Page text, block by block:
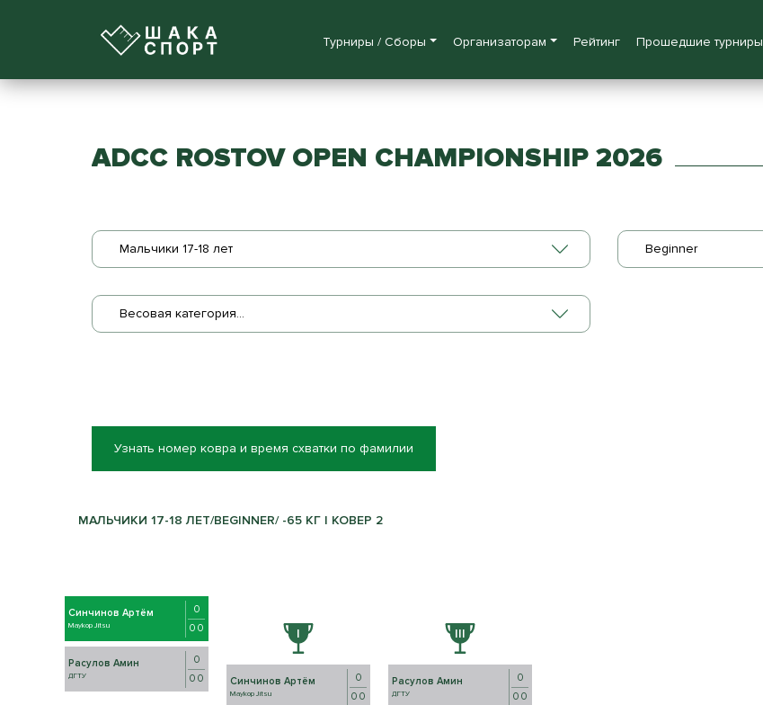
Турниры / Сборы Организаторам Рейтинг Прошедшие турниры
ADCC ROSTOV OPEN CHAMPIONSHIP 2026
Мальчики 17-18 лет Beginner
Весовая категория...
Узнать номер ковра и время схватки по фамилии
МАЛЬЧИКИ 17-18 ЛЕТ/BEGINNER/ -65 КГ | КОВЕР 2
Синчинов Артём
Maykop Jitsu
0
0 0
Расулов Амин
ДГТУ
0
0 0
Синчинов Артём
Maykop Jitsu
0
0 0
Расулов Амин
ДГТУ
0
0 0